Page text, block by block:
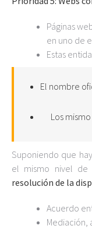
Páginas
en uno de
Estas
El nombre
Los
Suponiendo que
el mismo nivel
resolución de la
Acuerdo
Mediación,